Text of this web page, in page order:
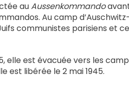
auAussenkommando
Au camp
communistes parisiens et
elle est évacuée vers les
est libérée le 2 mai 1945.